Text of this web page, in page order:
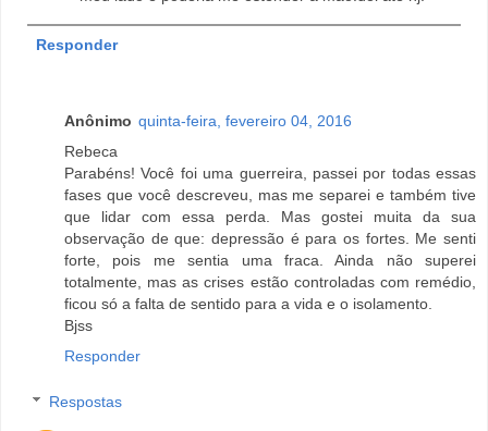
Responder
Anônimo quinta-feira, fevereiro 04, 2016
Rebeca
Parabéns! Você foi uma guerreira, passei por todas essas
fases que você descreveu, mas me separei e também tive
que lidar com essa perda. Mas gostei muita da sua
observação de que: depressão é para os fortes. Me senti
forte, pois me sentia uma fraca. Ainda não superei
totalmente, mas as crises estão controladas com remédio,
ficou só a falta de sentido para a vida e o isolamento.
Bjss
Responder
Respostas